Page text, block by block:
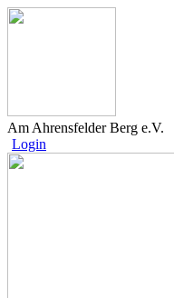
Am Ahrensfelder Berg e.V.
Login